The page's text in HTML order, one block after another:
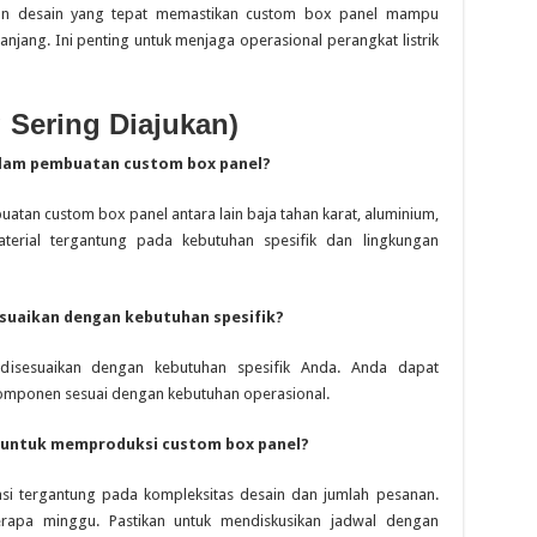
desain yang tepat memastikan custom box panel mampu
Ini penting untuk menjaga operasional perangkat listrik
Sering Diajukan)
pembuatan custom box panel?
custom box panel antara lain baja tahan karat, aluminium,
tergantung pada kebutuhan spesifik dan lingkungan
dengan kebutuhan spesifik?
dengan kebutuhan spesifik Anda. Anda dapat
sesuai dengan kebutuhan operasional.
memproduksi custom box panel?
tergantung pada kompleksitas desain dan jumlah pesanan.
minggu. Pastikan untuk mendiskusikan jadwal dengan